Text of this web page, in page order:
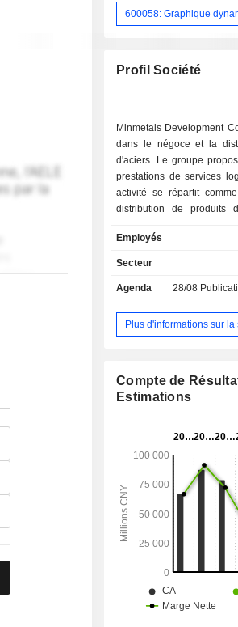
600058: Graphique
Profil Société
Minmetals Development
dans le négoce et la
d'aciers. Le groupe
prestations de services
activité se répartit comme suit : -
distribution de produits
autres (0,2%). 98,8% du CA est réalisé en
Chine.
Employés
Secteur
Agenda 28/08
Plus d'informations sur la
Compte de
Estimations